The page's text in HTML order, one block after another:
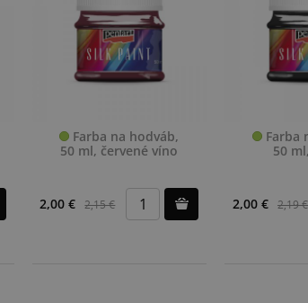
Farba na hodváb,
50 ml, červené víno
2,00 € 2,15 €
Farba
50
2,00 € 2,19 €